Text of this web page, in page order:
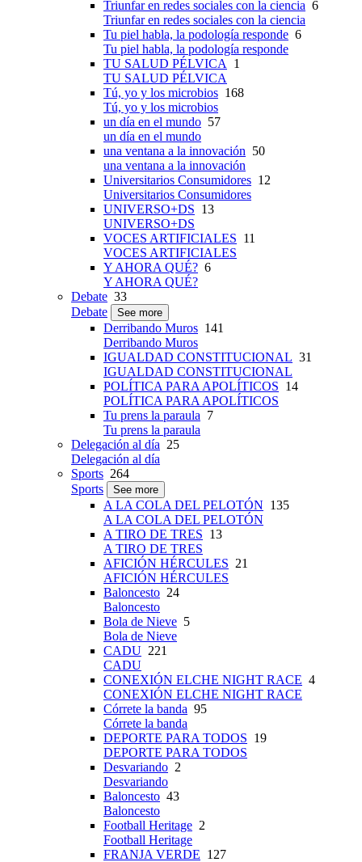
Triunfar en redes sociales con la ciencia 6
Triunfar en redes sociales con la ciencia
Tu piel habla, la podología responde 6
Tu piel habla, la podología responde
TU SALUD PÉLVICA 1
TU SALUD PÉLVICA
Tú, yo y los microbios 168
Tú, yo y los microbios
un día en el mundo 57
un día en el mundo
una ventana a la innovación 50
una ventana a la innovación
Universitarios Consumidores 12
Universitarios Consumidores
UNIVERSO+DS 13
UNIVERSO+DS
VOCES ARTIFICIALES 11
VOCES ARTIFICIALES
Y AHORA QUÉ? 6
Y AHORA QUÉ?
Debate 33
Debate
See more
Derribando Muros 141
Derribando Muros
IGUALDAD CONSTITUCIONAL 31
IGUALDAD CONSTITUCIONAL
POLÍTICA PARA APOLÍTICOS 14
POLÍTICA PARA APOLÍTICOS
Tu prens la paraula 7
Tu prens la paraula
Delegación al día 25
Delegación al día
Sports 264
Sports
See more
A LA COLA DEL PELOTÓN 135
A LA COLA DEL PELOTÓN
A TIRO DE TRES 13
A TIRO DE TRES
AFICIÓN HÉRCULES 21
AFICIÓN HÉRCULES
Baloncesto 24
Baloncesto
Bola de Nieve 5
Bola de Nieve
CADU 221
CADU
CONEXIÓN ELCHE NIGHT RACE 4
CONEXIÓN ELCHE NIGHT RACE
Córrete la banda 95
Córrete la banda
DEPORTE PARA TODOS 19
DEPORTE PARA TODOS
Desvariando 2
Desvariando
Baloncesto 43
Baloncesto
Football Heritage 2
Football Heritage
FRANJA VERDE 127